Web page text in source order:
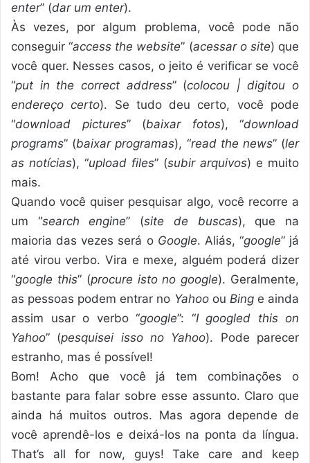
enter” (dar um enter).
Às vezes, por algum problema, você pode não
conseguir “access the website” (acessar o site) que
você quer. Nesses casos, o jeito é verificar se você
“put in the correct address” (colocou | digitou o
endereço certo). Se tudo deu certo, você pode
“download pictures” (baixar fotos), “download
programs” (baixar programas), “read the news” (ler
as notícias), “upload files” (subir arquivos) e muito
mais.
Quando você quiser pesquisar algo, você recorre a
um “search engine” (site de buscas), que na
maioria das vezes será o Google. Aliás, “google” já
até virou verbo. Vira e mexe, alguém poderá dizer
“google this” (procure isto no google). Geralmente,
as pessoas podem entrar no Yahooou Binge ainda
assim usar o verbo “google”: “I googled this on
Yahoo” (pesquisei isso no Yahoo). Pode parecer
estranho, mas é possível!
Bom! Acho que você já tem combinações o
bastante para falar sobre esse assunto. Claro que
ainda há muitos outros. Mas agora depende de
você aprendê-los e deixá-los na ponta da língua.
That’s all for now, guys! Take care and keep